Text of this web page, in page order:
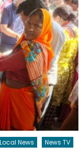
Local News
News TV